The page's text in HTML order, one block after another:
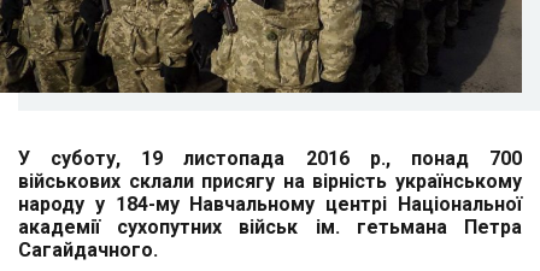
У суботу, 19 листопада 2016 р., понад 700
військових склали присягу на вірність українському
народу у 184-му Навчальному центрі Національної
академії сухопутних військ ім. гетьмана Петра
Сагайдачного.